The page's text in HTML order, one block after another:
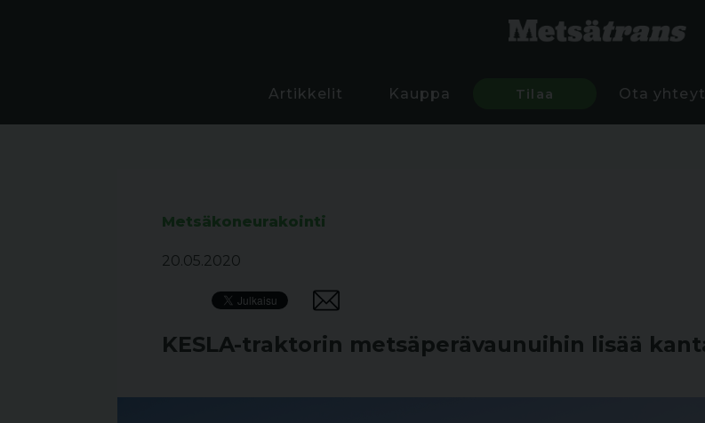
Artikkelit Kauppa Tilaa Ota
Metsäkoneurakointi
20.05.2020
KESLA-traktorin metsäperävaunuihin lisää